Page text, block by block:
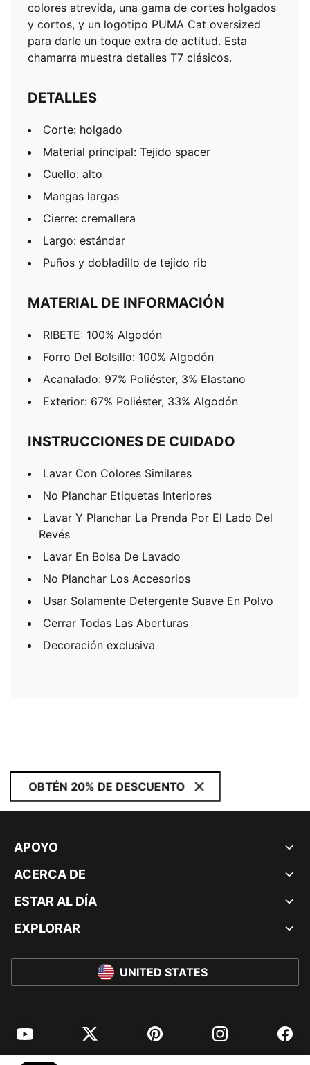
colores atrevida, una gama de cortes holgados
y cortos, y un logotipo PUMA Cat oversized
para darle un toque extra de actitud. Esta
chamarra muestra detalles T7 clásicos.
DETALLES
Corte: holgado
Material principal: Tejido spacer
Cuello: alto
Mangas largas
Cierre: cremallera
Largo: estándar
Puños y dobladillo de tejido rib
MATERIAL DE INFORMACIÓN
RIBETE: 100% Algodón
Forro Del Bolsillo: 100% Algodón
Acanalado: 97% Poliéster, 3% Elastano
Exterior: 67% Poliéster, 33% Algodón
INSTRUCCIONES DE CUIDADO
Lavar Con Colores Similares
No Planchar Etiquetas Interiores
Lavar Y Planchar La Prenda Por El Lado Del
Revés
Lavar En Bolsa De Lavado
No Planchar Los Accesorios
Usar Solamente Detergente Suave En Polvo
Cerrar Todas Las Aberturas
Decoración exclusiva
OBTÉN 20% DE DESCUENTO
APOYO
ACERCA DE
ESTAR AL DÍA
EXPLORAR
UNITED STATES
YouTube Twitter Pinterest Instagram